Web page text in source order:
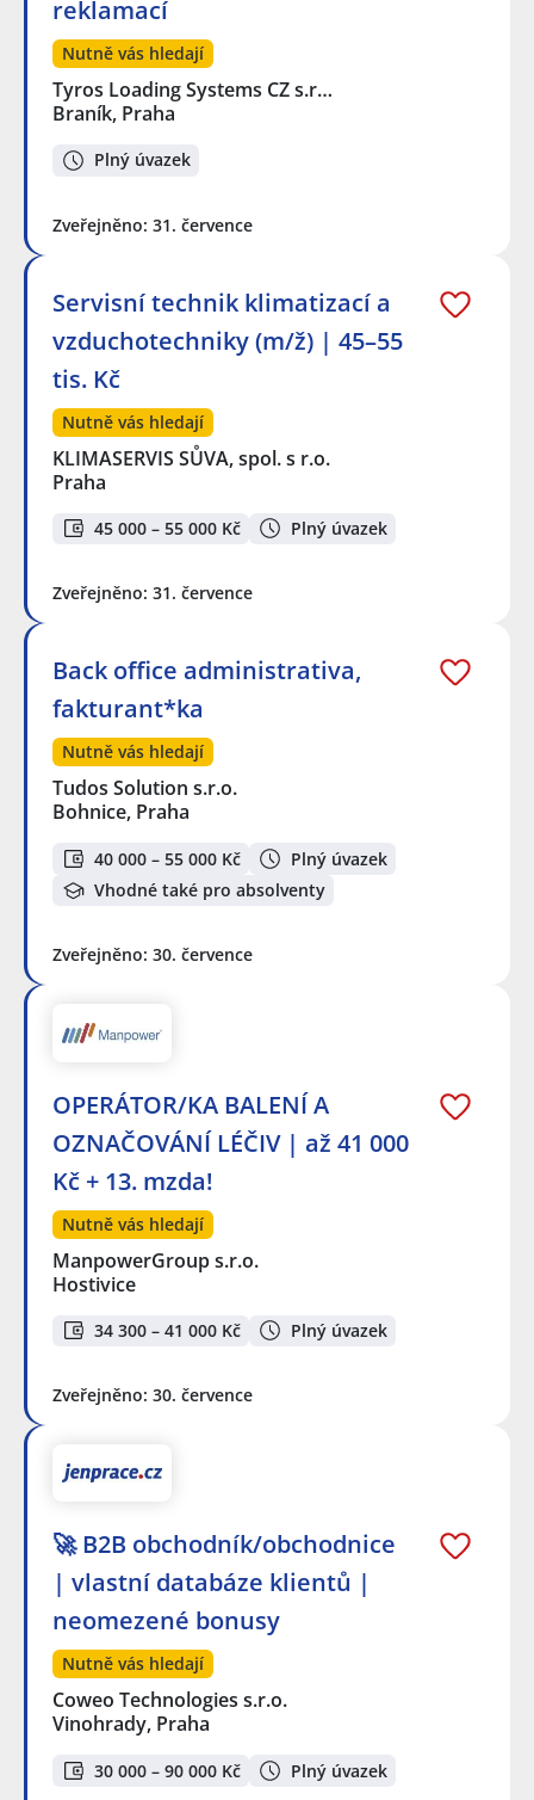
reklamací
Nutně vás hledají
Tyros Loading Systems CZ s.r…
Braník, Praha
Plný úvazek
Zveřejněno: 31. července
Servisní technik klimatizací a
vzduchotechniky (m/ž) | 45–55
tis. Kč
Nutně vás hledají
KLIMASERVIS SŮVA, spol. s r.o.
Praha
45 000 – 55 000 Kč Plný úvazek
Zveřejněno: 31. července
Back office administrativa,
fakturant*ka
Nutně vás hledají
Tudos Solution s.r.o.
Bohnice, Praha
40 000 – 55 000 Kč
Plný úvazek
Vhodné také pro absolventy
Zveřejněno: 30. července
OPERÁTOR/KA BALENÍ A
OZNAČOVÁNÍ LÉČIV | až 41 000
Kč + 13. mzda!
Nutně vás hledají
ManpowerGroup s.r.o.
Hostivice
34 300 – 41 000 Kč Plný úvazek
Zveřejněno: 30. července
🚀 B2B obchodník/obchodnice
| vlastní databáze klientů |
neomezené bonusy
Nutně vás hledají
Coweo Technologies s.r.o.
Vinohrady, Praha
30 000 – 90 000 Kč Plný úvazek